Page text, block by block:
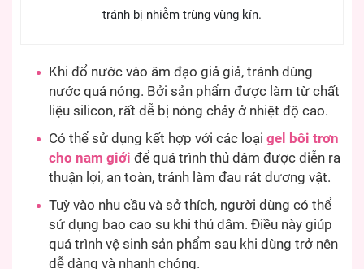
tránh bị nhiễm trùng vùng kín.
Khi đổ nước vào âm đạo giả giả, tránh dùng
nước quá nóng. Bởi sản phẩm được làm từ chất
liệu silicon, rất dễ bị nóng chảy ở nhiệt độ cao.
Có thể sử dụng kết hợp với các loại gel bôi trơn
cho nam giới để quá trình thủ dâm được diễn ra
thuận lợi, an toàn, tránh làm đau rát dương vật.
Tuỳ vào nhu cầu và sở thích, người dùng có thể
sử dụng bao cao su khi thủ dâm. Điều này giúp
quá trình vệ sinh sản phẩm sau khi dùng trở nên
dễ dàng và nhanh chóng.